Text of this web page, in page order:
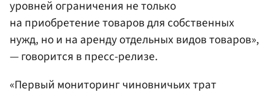
уровней ограничения не только
на приобретение товаров для собственных
нужд, но и на аренду отдельных видов товаров»,
— говорится в пресс-релизе.
«Первый мониторинг чиновничьих трат